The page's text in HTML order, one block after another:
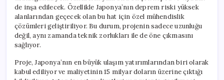
de inşa edilecek. Özellikle Japonya’nın deprem riski yüksek
alanlarından geçecek olan bu hat için özel mühendislik
çözümleri geliştiriliyor. Bu durum, projenin sadece uzunluğu
değil, aynı zamanda teknik zorlukları ile de öne çıkmasını
sağlıyor.
Proje, Japonya’nın en büyük ulaşım yatırımlarından biri olarak
kabul ediliyor ve maliyetinin 15 milyar doların üzerine çıktığı